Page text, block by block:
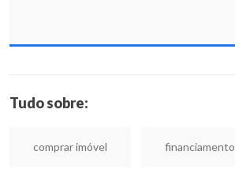
Tudo sobre:
comprar imóvel financiamento